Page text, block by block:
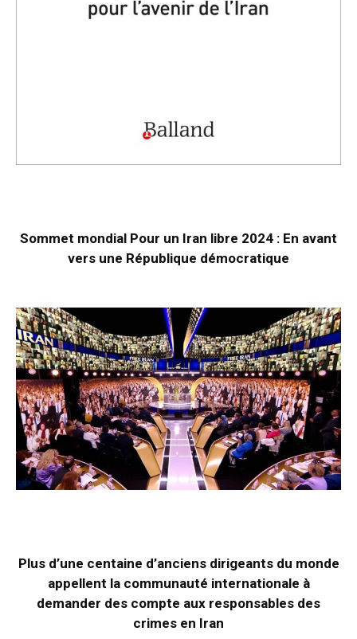
Sommet mondial Pour un Iran libre 2024 : En avant
vers une République démocratique
Plus d’une centaine d’anciens dirigeants du monde
appellent la communauté internationale à
demander des compte aux responsables des
crimes en Iran